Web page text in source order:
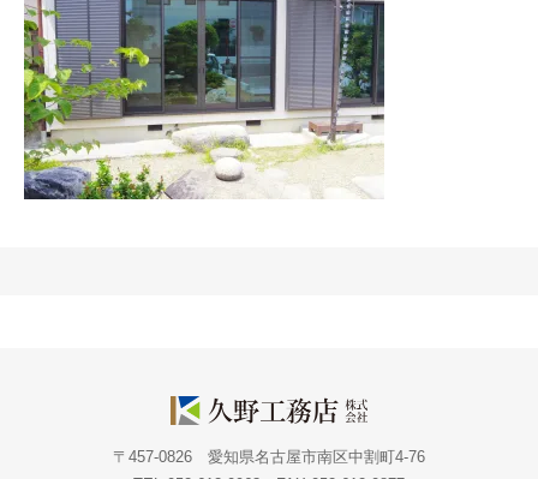
〒457-0826 愛知県名古屋市南区中割町4-76